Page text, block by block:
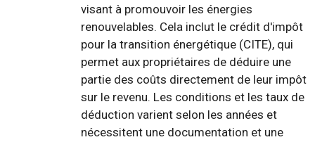
visant à promouvoir les énergies
renouvelables. Cela inclut le crédit d'impôt
pour la transition énergétique (CITE), qui
permet aux propriétaires de déduire une
partie des coûts directement de leur impôt
sur le revenu. Les conditions et les taux de
déduction varient selon les années et
nécessitent une documentation et une